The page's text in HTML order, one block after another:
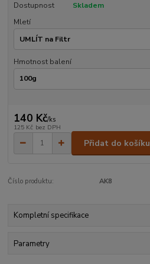
Dostupnost
Skladem
Mletí
Hmotnost balení
140 Kč/ks
125 Kč bez DPH
Přidat do košíku
Číslo produktu: AK8
Kompletní specifikace
Parametry